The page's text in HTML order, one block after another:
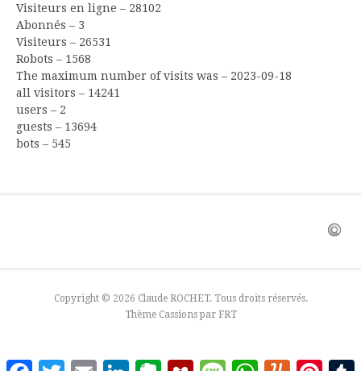
Visiteurs en ligne – 28102
Abonnés – 3
Visiteurs – 26531
Robots – 1568
The maximum number of visits was – 2023-09-18
all visitors – 14241
users – 2
guests – 13694
bots – 545
Copyright © 2026 Claude ROCHET. Tous droits réservés.
Thème Cassions par FRT
FacebookTwitterEmail LinkedInEvernoteMendeleyMessageWhatsAppYummly